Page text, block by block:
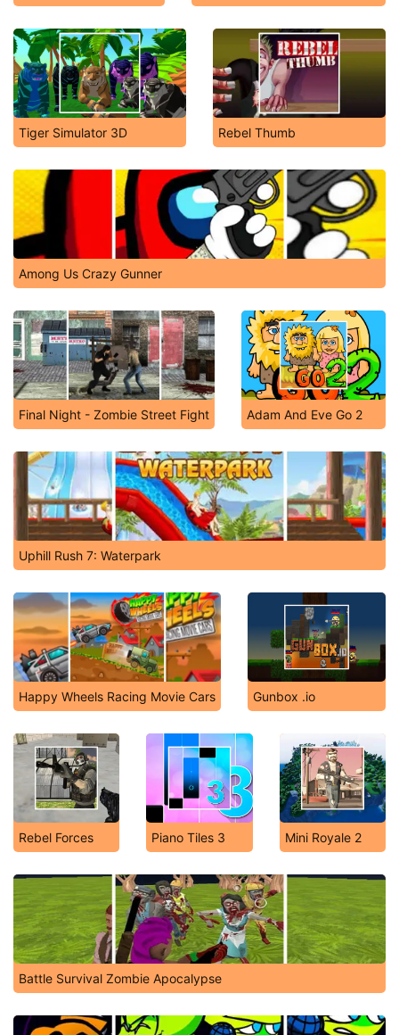
Tiger Simulator 3D Rebel Thumb
Among Us Crazy Gunner
Final Night - Zombie Street Fight Adam And Eve Go 2
Uphill Rush 7: Waterpark
Happy Wheels Racing Movie Cars Gunbox .io
Rebel Forces Piano Tiles 3 Mini Royale 2
Battle Survival Zombie Apocalypse